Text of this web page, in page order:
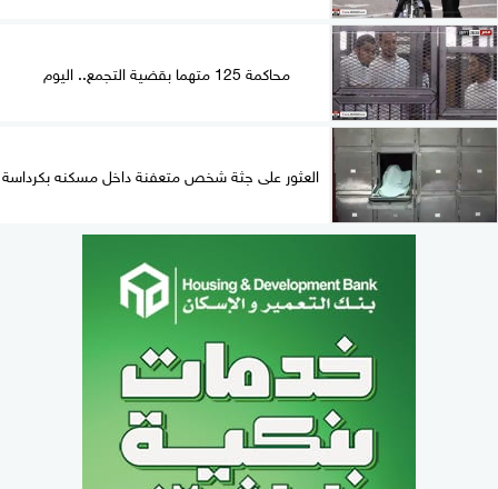
محاكمة 125 متهما بقضية التجمع.. اليوم
العثور على جثة شخص متعفنة داخل مسكنه بكرداسة